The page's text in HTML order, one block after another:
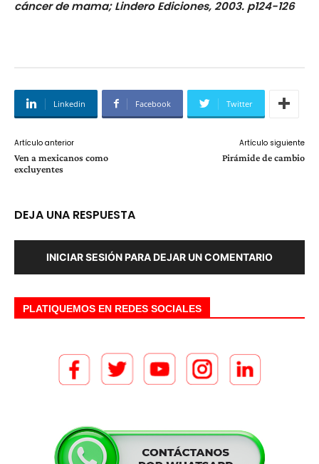
cáncer de mama; Lindero Ediciones, 2003. p124-126
Linkedin Facebook Twitter
Artículo anterior
Ven a mexicanos como
excluyentes
Artículo siguiente
Pirámide de cambio
DEJA UNA RESPUESTA
INICIAR SESIÓN PARA DEJAR UN COMENTARIO
PLATIQUEMOS EN REDES SOCIALES